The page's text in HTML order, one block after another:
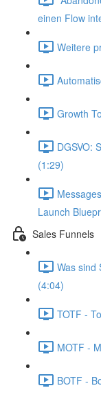
einen Flow
Weitere
Growth
DGSVO:
(1:29)
Launch
Sales Funnels
Was sind
(4:04)
TOTF -
MOTF -
BOTF -